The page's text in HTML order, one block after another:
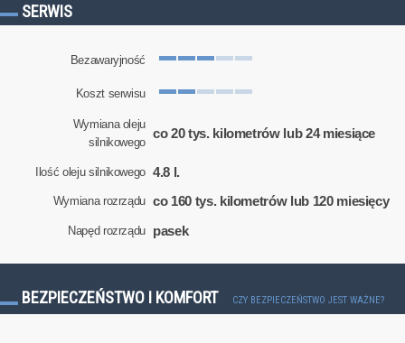
SERWIS
Bezawaryjność
Koszt serwisu
Wymiana oleju
silnikowego
co 20 tys. kilometrów lub 24 miesiące
Ilość oleju silnikowego 4.8 l.
Wymiana rozrządu co 160 tys. kilometrów lub 120 miesięcy
Napęd rozrządu pasek
BEZPIECZEŃSTWO I KOMFORT CZY BEZPIECZEŃSTWO JEST WAŻNE?